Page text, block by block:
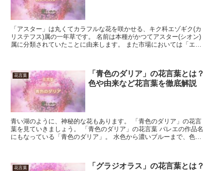
「アスター」は丸くてカラフルな花を咲かせる、キク科エゾギク(カ
リステフス)属の一年草です。 名前は本種がかつてアスター(シオン)
属に分類されていたことに由来します。 また市場においては「エゾ
花言葉
「青色のダリア」の花言葉とは？
色や由来など花言葉を徹底解説
青い湖のように、神秘的な花もあります。 「青色のダリア」の花言
葉を見ていきましょう。 「青色のダリア」の花言葉 バレエの作品名
にもなっている「青色のダリア」。 水色から濃いブルーまで、色々
花言葉
「グラジオラス」の花言葉とは？